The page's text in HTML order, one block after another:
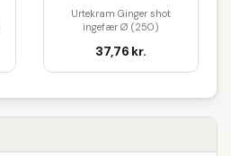
Urtekram Ginger shot
ingefær Ø (250)
37,76 kr.